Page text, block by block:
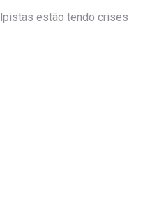
estão tendo crises